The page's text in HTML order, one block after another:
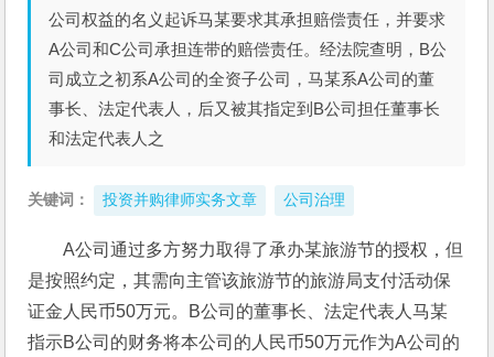
公司权益的名义起诉马某要求其承担赔偿责任，并要求
A公司和C公司承担连带的赔偿责任。经法院查明，B公
司成立之初系A公司的全资子公司，马某系A公司的董
事长、法定代表人，后又被其指定到B公司担任董事长
和法定代表人之
关键词： 投资并购律师实务文章 公司治理
A公司通过多方努力取得了承办某旅游节的授权，但
是按照约定，其需向主管该旅游节的旅游局支付活动保
证金人民币50万元。B公司的董事长、法定代表人马某
指示B公司的财务将本公司的人民币50万元作为A公司的